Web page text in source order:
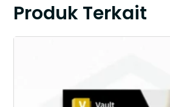
Produk Terkait